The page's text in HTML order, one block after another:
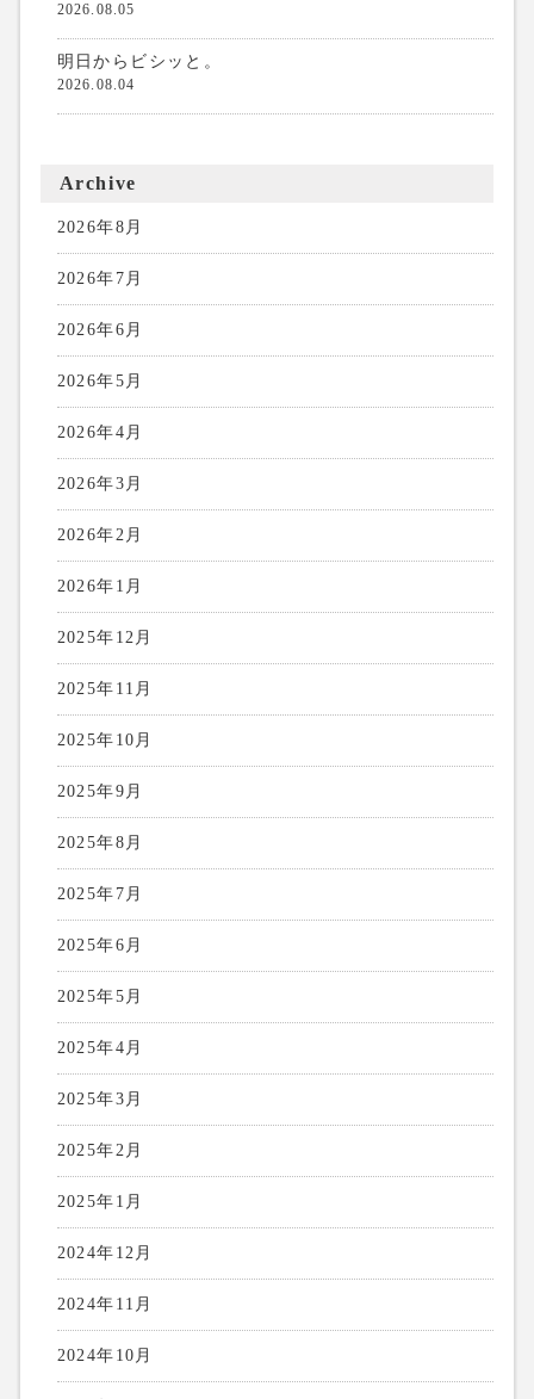
2026.08.05
明日からビシッと。
2026.08.04
Archive
2026年8月
2026年7月
2026年6月
2026年5月
2026年4月
2026年3月
2026年2月
2026年1月
2025年12月
2025年11月
2025年10月
2025年9月
2025年8月
2025年7月
2025年6月
2025年5月
2025年4月
2025年3月
2025年2月
2025年1月
2024年12月
2024年11月
2024年10月